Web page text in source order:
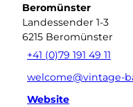
Beromünster
Landessender 1-3
6215 Beromünster
+41 (0)79 191 49 11
welcome@vintage-
Website